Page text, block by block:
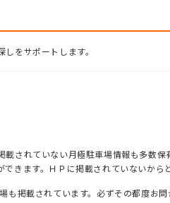
をサポートします。
されていない月極駐車場情報も多数
きます。ＨＰに掲載されていないから
掲載されています。必ずその都度お